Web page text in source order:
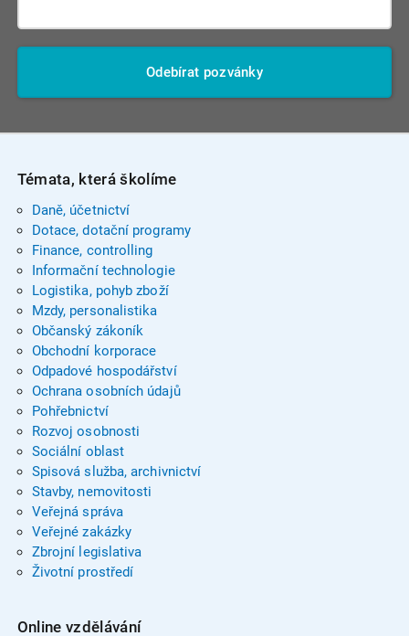
Odebírat pozvánky
Témata, která školíme
Daně, účetnictví
Dotace, dotační programy
Finance, controlling
Informační technologie
Logistika, pohyb zboží
Mzdy, personalistika
Občanský zákoník
Obchodní korporace
Odpadové hospodářství
Ochrana osobních údajů
Pohřebnictví
Rozvoj osobnosti
Sociální oblast
Spisová služba, archivnictví
Stavby, nemovitosti
Veřejná správa
Veřejné zakázky
Zbrojní legislativa
Životní prostředí
Online vzdělávání